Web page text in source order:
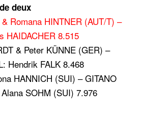
deux
Romana HINTNER (AUT/T) –
HAIDACHER 8.515
& Peter KÜNNE (GER) –
Hendrik FALK 8.468
HANNICH (SUI) – GITANO
SOHM (SUI) 7.976